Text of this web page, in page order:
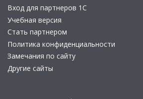
Вход для партнеров 1С
Учебная версия
Стать партнером
Политика конфиденциальности
Замечания по сайту
Другие сайты